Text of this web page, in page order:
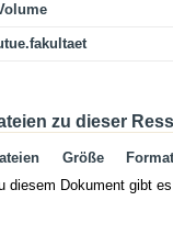
zu dieser
Größe
Format
diesem Dokument gibt